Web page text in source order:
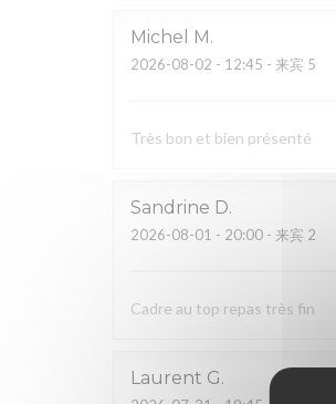
Michel M
2026-08-02 - 12:45 - 来宾 5
Très bon et bien présenté
Sandrine D
2026-08-01 - 20:00 - 来宾 2
Cadre au top repas très fin
Laurent G